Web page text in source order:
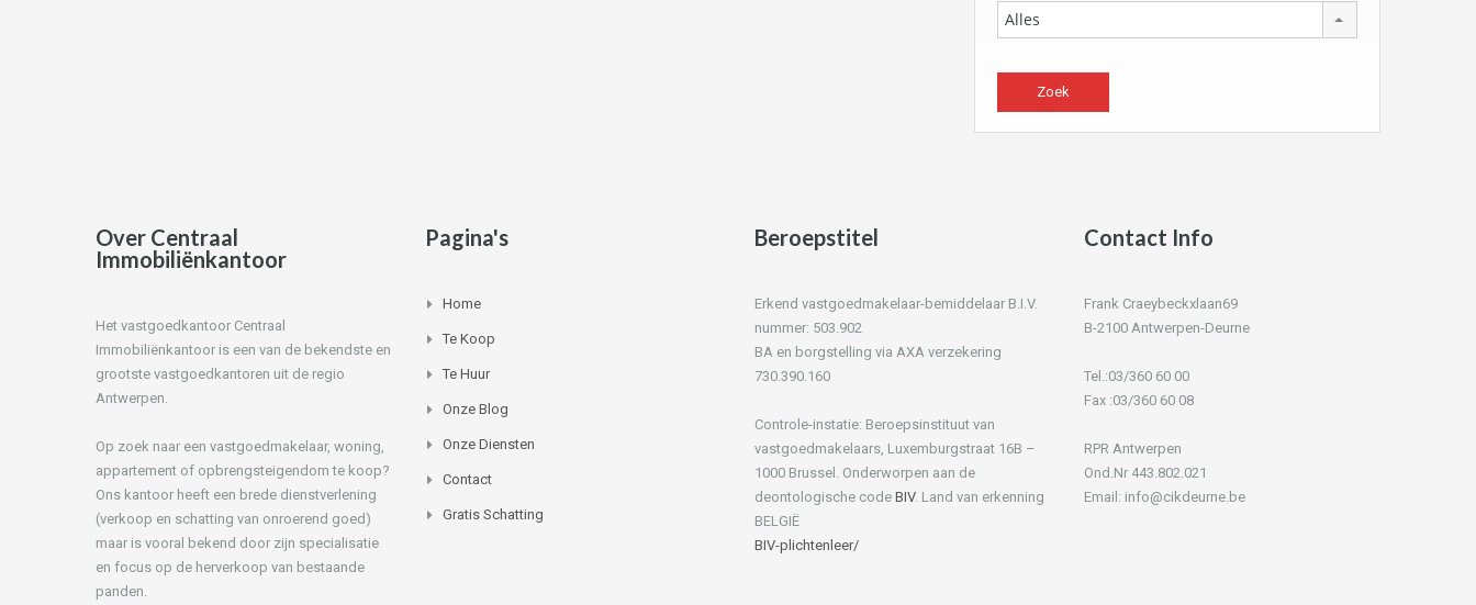
Alles
Over Centraal
Immobiliënkantoor
Het vastgoedkantoor Centraal
Immobiliënkantoor is een van de bekendste en
grootste vastgoedkantoren uit de regio
Antwerpen.
Op zoek naar een vastgoedmakelaar, woning,
appartement of opbrengsteigendom te koop?
Ons kantoor heeft een brede dienstverlening
(verkoop en schatting van onroerend goed)
maar is vooral bekend door zijn specialisatie
en focus op de herverkoop van bestaande
panden.
Pagina's
Home
Te Koop
Te Huur
Onze Blog
Onze Diensten
Contact
Gratis Schatting
Beroepstitel
Erkend vastgoedmakelaar-bemiddelaar B.I.V.
nummer: 503.902
BA en borgstelling via AXA verzekering
730.390.160
Controle-instatie: Beroepsinstituut van
vastgoedmakelaars, Luxemburgstraat 16B –
1000 Brussel. Onderworpen aan de
deontologische code BIV. Land van erkenning
BELGIË
BIV-plichtenleer/
Contact Info
Frank Craeybeckxlaan69
B-2100 Antwerpen-Deurne
Tel.:03/360 60 00
Fax :03/360 60 08
RPR Antwerpen
Ond.Nr 443.802.021
Email: info@cikdeurne.be